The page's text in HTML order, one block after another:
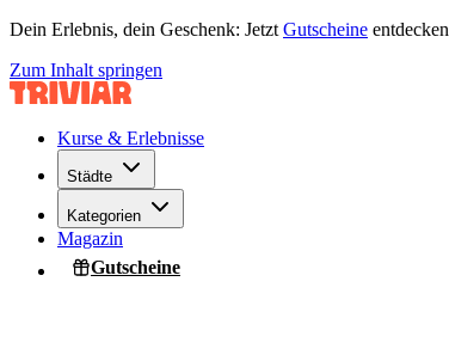
Dein Erlebnis, dein Geschenk: Jetzt Gutscheine entdecken
Zum Inhalt springen
Kurse & Erlebnisse
Städte
Kategorien
Magazin
Gutscheine